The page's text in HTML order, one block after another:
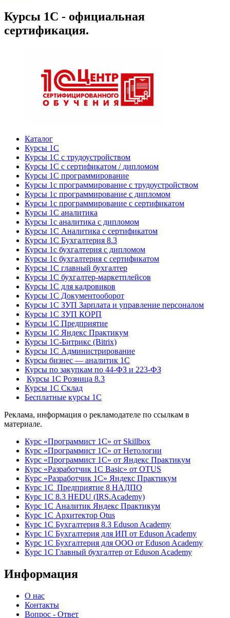
Курсы 1С - официальная
сертификация.
Каталог
Курсы 1С
Курсы 1С с трудоустройством
Курсы 1С с сертификатом / дипломом
Курсы 1С программирование
Курсы 1с программирование с трудоустройством
Курсы 1с программирование с дипломом
Курсы 1с программирование с сертификатом
Курсы 1С аналитика
Курсы 1с аналитика с дипломом
Курсы 1С Аналитика с сертификатом
Курсы 1С Бухгалтерия 8.3
Курсы 1с бухгалтерия с дипломом
Курсы 1с бухгалтерия с сертификатом
Курсы 1С главный бухгалтер
Курсы 1С бухгалтер-маркетплейсов
Курсы 1С для кадровиков
Курсы 1С Документооборот
Курсы 1С ЗУП Зарплата и управление персоналом
Курсы 1С ЗУП КОРП
Курсы 1С Предприятие
Курсы 1С Яндекс Практикум
Курсы 1С-Битрикс (Bitrix)
Курсы 1С Администрирование
Курсы бизнес — аналитик 1С
Курсы по закупкам по 44‑ФЗ и 223‑ФЗ
Курсы 1С Розница 8.3
Курсы 1С Склад
Бесплатные курсы 1С
Реклама, информация о рекламодателе по ссылкам в
материале.
Курс «Программист 1С» от Skillbox
Курс «Программист 1С» от Нетологии
Курс «Программист 1С» от Яндекс Практикум
Курс «Разработчик 1С Basic» от OTUS
Курс «Разработчик 1С» Яндекс Практикум
Курс 1С Предприятие 8 НАДПО
Курс 1С 8.3 HEDU (IRS.Academy)
Курс 1С Аналитик Яндекс Практикум
Курс 1С Архитектор Otus
Курс 1С Бухгалтерия 8.3 Eduson Academy
Курс 1С Бухгалтерия для ИП от Eduson Academy
Курс 1С Бухгалтерия для ООО от Eduson Academy
Курс 1С Главный бухгалтер от Eduson Academy
Информация
О нас
Контакты
Вопрос - Ответ